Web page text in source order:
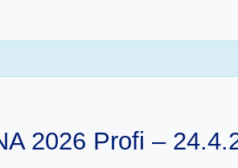
2026 Profi –